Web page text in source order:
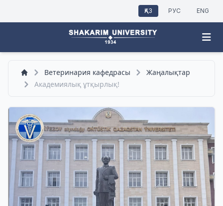
ҚАЗ РУС ENG
Ветеринария кафедрасы
Жаңалықтар
Академиялық ұтқырлық!